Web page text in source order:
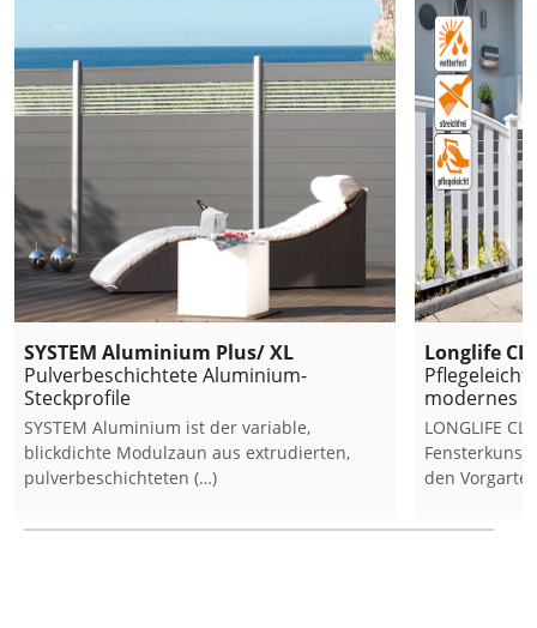
SYSTEM Aluminium Plus/ XL
Pulverbeschichtete Aluminium-
Steckprofile
SYSTEM Aluminium ist der variable,
blickdichte Modulzaun aus extrudierten,
pulverbeschichteten (…)
Longlife
modernes
LONGLIFE
den